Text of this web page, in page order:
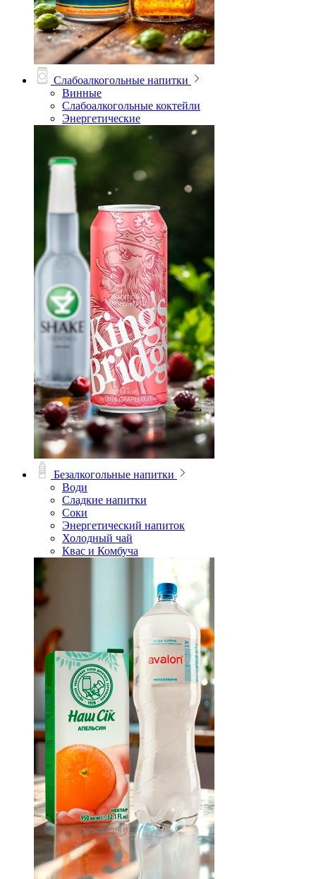
Слабоалкогольные напитки
Винные
Слабоалкогольные коктейли
Энергетические
Безалкогольные напитки
Води
Сладкие напитки
Соки
Энергетический напиток
Холодный чай
Квас и Комбуча